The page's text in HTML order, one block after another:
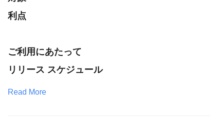
利点
ご利用にあたって
リリース スケジュール
Read More